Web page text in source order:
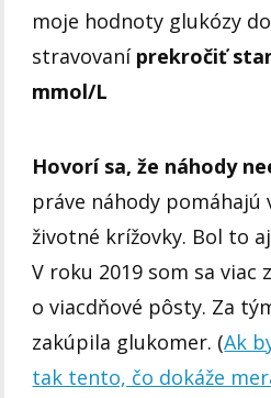
moje hodnoty glukózy
stravovaní prekročiť
mmol/L
Hovorí sa, že náhody
práve náhody pomáhajú
životné krížovky. Bol to
V roku 2019 som sa viac
o viacdňové pôsty. Za
zakúpila glukomer. (Ak
tak tento, čo dokáže